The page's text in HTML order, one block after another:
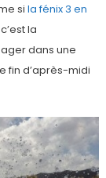
si la fénix 3 en
la
dans une
fin d’après-midi